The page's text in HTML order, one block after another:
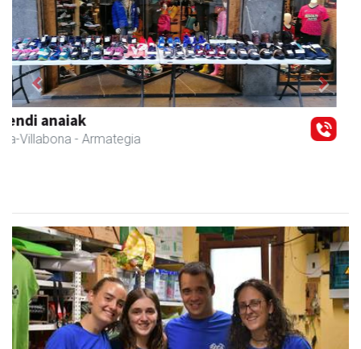
Amane
Amasa-Villabona - Arropa-dendak
Previous Next